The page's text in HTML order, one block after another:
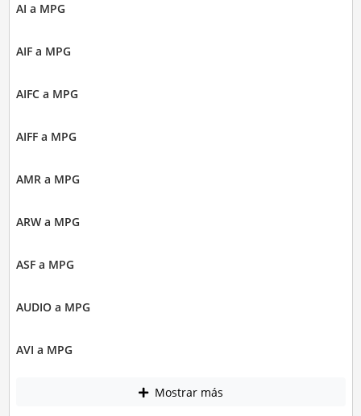
AI a MPG
AIF a MPG
AIFC a MPG
AIFF a MPG
AMR a MPG
ARW a MPG
ASF a MPG
AUDIO a MPG
AVI a MPG
Mostrar más